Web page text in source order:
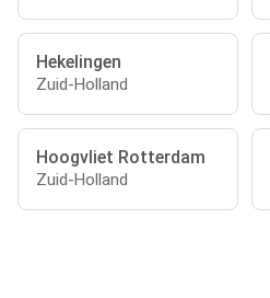
Hekelingen
Zuid-Holland
Hoogvliet Rotterdam
Zuid-Holland